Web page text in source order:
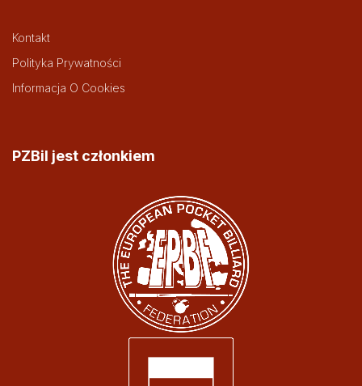
Kontakt
Polityka Prywatności
Informacja O Cookies
PZBil jest członkiem